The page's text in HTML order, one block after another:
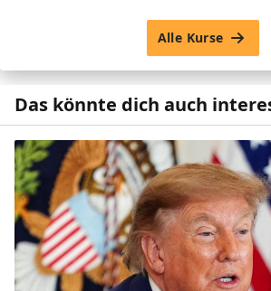
Alle Kurse
Das könnte dich auch